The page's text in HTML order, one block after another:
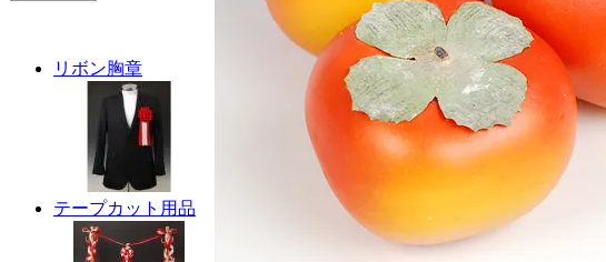
リボン胸章
テープカット用品